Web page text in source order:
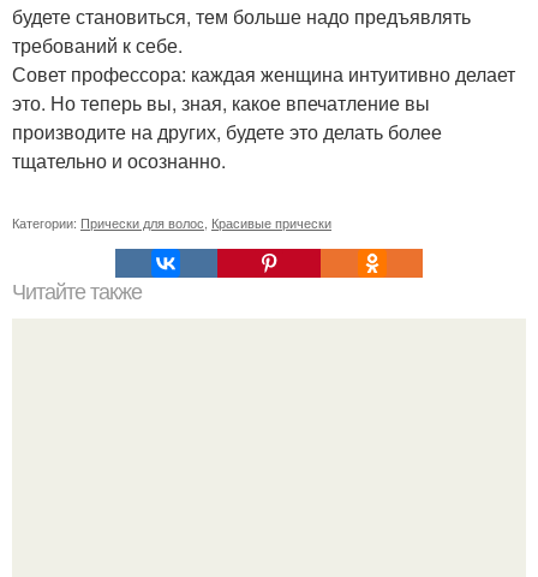
будете становиться, тем больше надо предъявлять
требований к себе.
Совет профессора: каждая женщина интуитивно делает
это. Но теперь вы, зная, какое впечатление вы
производите на других, будете это делать более
тщательно и осознанно.
Категории: Прически для волос Красивые прически
Читайте также